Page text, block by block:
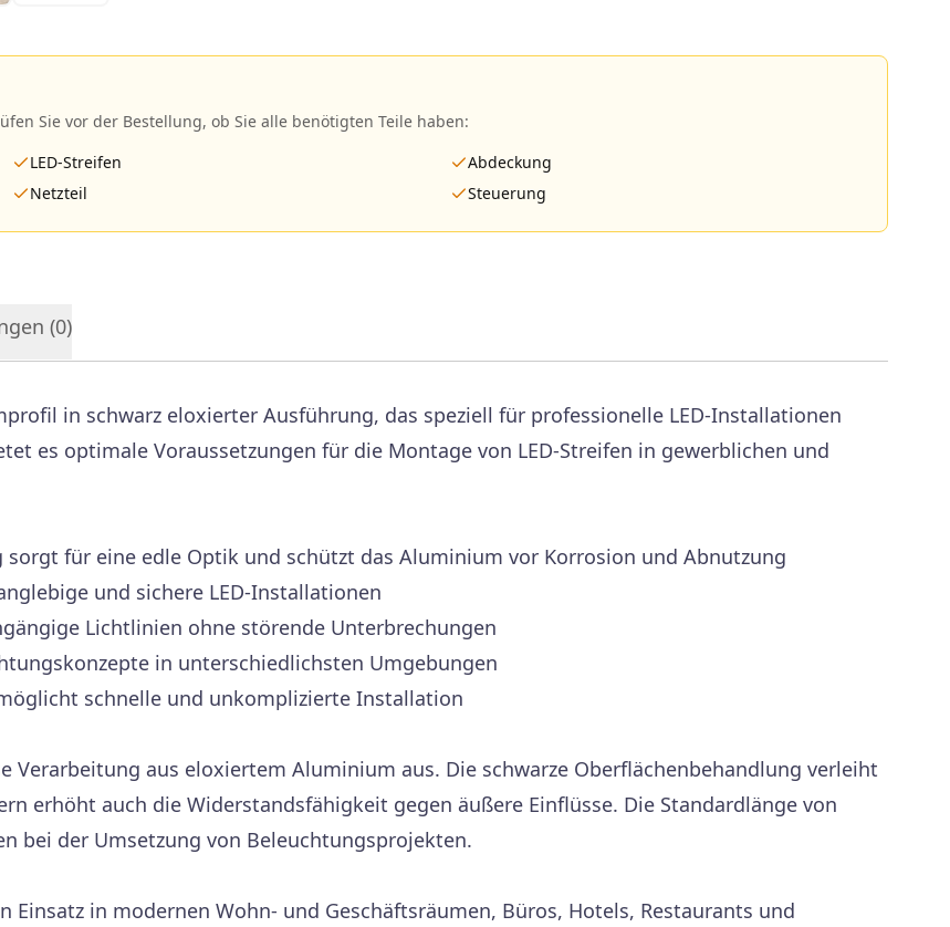
Sie vor der Bestellung, ob Sie alle benötigten Teile haben:
LED-Streifen
Abdeckung
Netzteil Steuerung
(0)
in schwarz eloxierter Ausführung, das speziell für professionelle LED-Installationen
es optimale Voraussetzungen für die Montage von LED-Streifen in gewerblichen und
sorgt für eine edle Optik und schützt das Aluminium vor Korrosion und Abnutzung
und sichere LED-Installationen
Lichtlinien ohne störende Unterbrechungen
in unterschiedlichsten Umgebungen
schnelle und unkomplizierte Installation
Verarbeitung aus eloxiertem Aluminium aus. Die schwarze Oberflächenbehandlung verleiht
erhöht auch die Widerstandsfähigkeit gegen äußere Einflüsse. Die Standardlänge von
bei der Umsetzung von Beleuchtungsprojekten.
Einsatz in modernen Wohn- und Geschäftsräumen, Büros, Hotels, Restaurants und